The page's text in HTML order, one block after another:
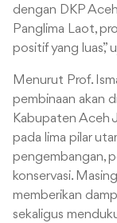
dengan DKP
Panglima Laot,
positif yang luas,”
Menurut Prof.
pembinaan akan
Kabupaten Aceh
pada lima pilar
pengembangan,
konservasi.
memberikan
sekaligus